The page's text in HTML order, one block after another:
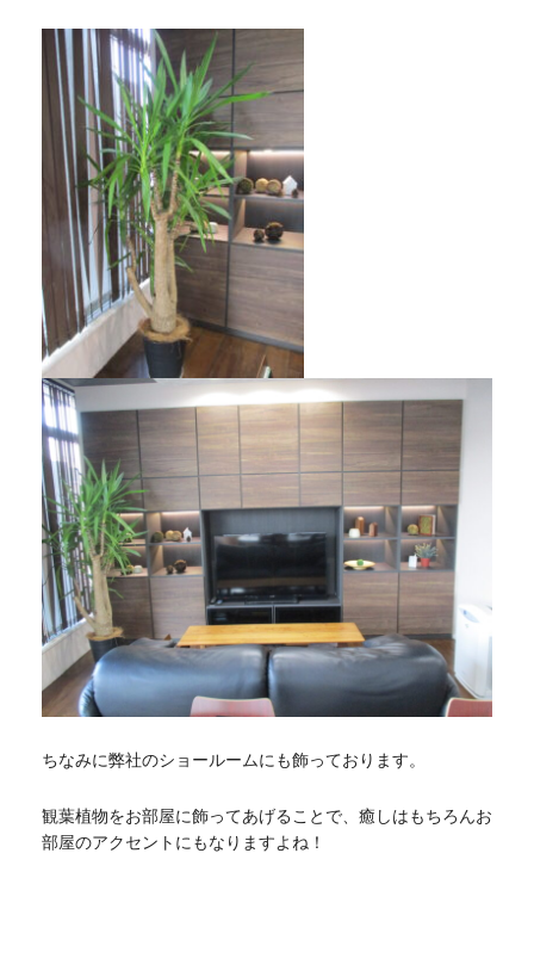
ちなみに弊社のショールームにも飾っております。
観葉植物をお部屋に飾ってあげることで、癒しはもちろんお
部屋のアクセントにもなりますよね！